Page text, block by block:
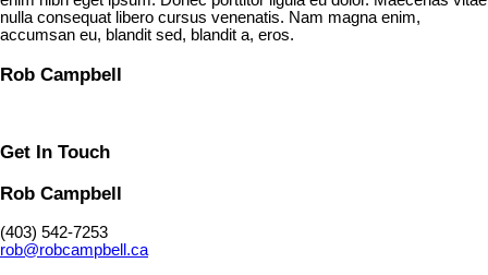
nulla consequat libero cursus venenatis. Nam magna enim,
accumsan eu, blandit sed, blandit a, eros.
Rob Campbell
Get In Touch
Rob Campbell
(403) 542-7253
rob@robcampbell.ca